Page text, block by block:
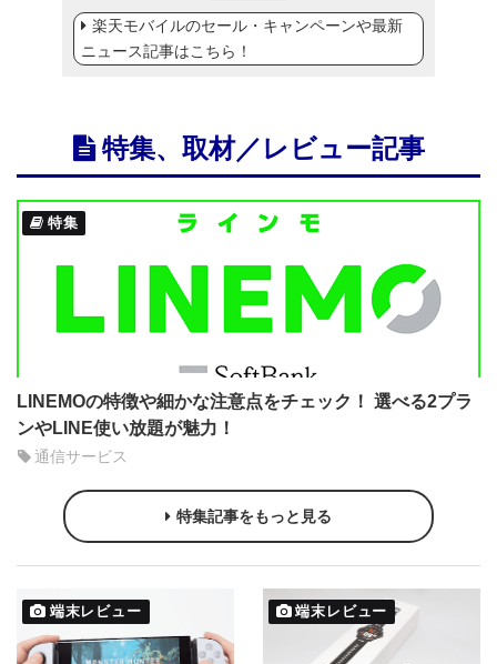
楽天モバイルのセール・キャンペーンや最新
ニュース記事はこちら！
特集、取材／レビュー記事
特集
LINEMOの特徴や細かな注意点をチェック！ 選べる2プラ
ンやLINE使い放題が魅力！
通信サービス
特集記事をもっと見る
端末レビュー 端末レビュー